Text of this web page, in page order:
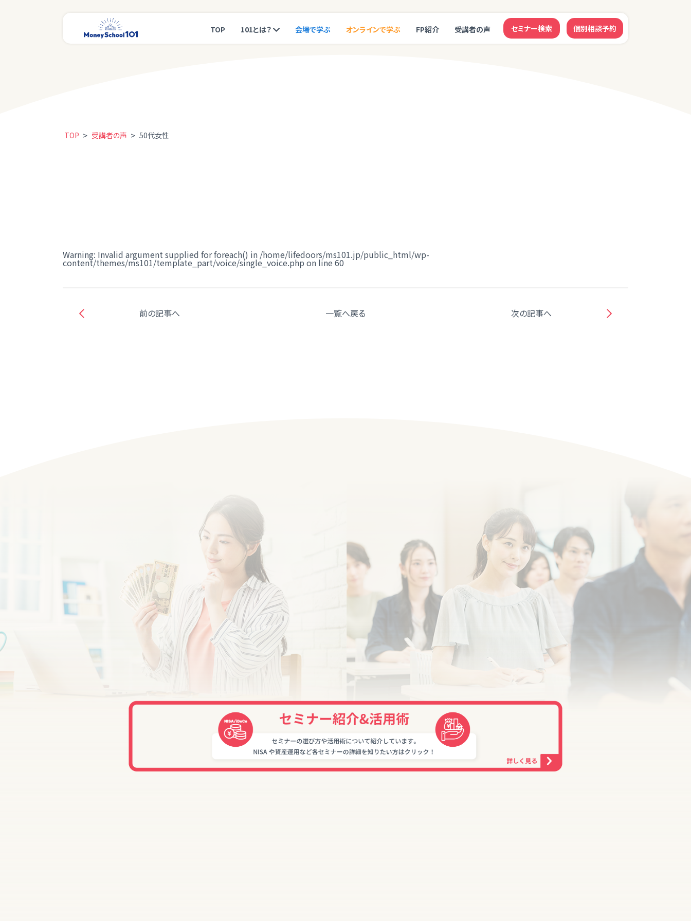
TOP 101とは？ 会場で学ぶ オンラインで学ぶ FP紹介 受講者の声 セミナー検索 個別相談予約
TOP > 受講者の声 > 50代女性
Warning: Invalid argument supplied for foreach() in /home/lifedoors/ms101.jp/public_html/wp-
content/themes/ms101/template_part/voice/single_voice.php on line 60
前の記事へ 一覧へ戻る 次の記事へ